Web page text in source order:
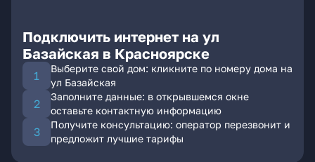
Подключить интернет на ул
Базайская в Красноярске
Выберите свой дом: кликните по номеру дома на
ул Базайская
Заполните данные: в открывшемся окне
оставьте контактную информацию
Получите консультацию: оператор перезвонит и
предложит лучшие тарифы